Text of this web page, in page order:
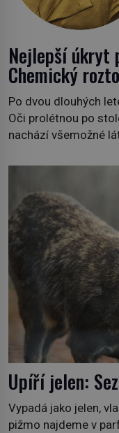
Nejlepší úkryt
Chemický
Po dvou dlouhých
Oči prolétnou po
nachází všemožné
plán dokončit. Pod
směs s názvem
pro nic za nic, […]
Upíří jelen:
Vypadá jako jelen,
pižmo najdeme v